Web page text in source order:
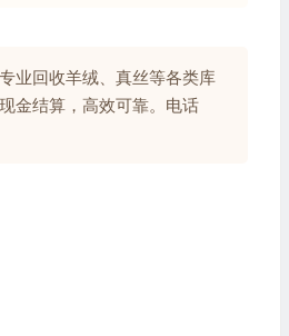
业回收羊绒、真丝等各类库
金结算，高效可靠。电话